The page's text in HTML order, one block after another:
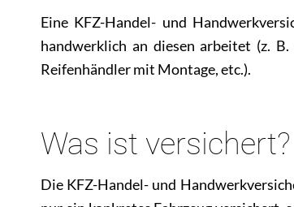
Eine KFZ-Handel- und
handwerklich an diesen arbeitet (z.
Reifenhändler mit Montage, etc.).
Was ist versichert?
Die KFZ-Handel- und